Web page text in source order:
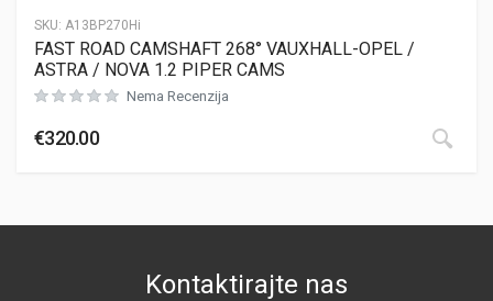
SKU: A13BP270Hi
FAST ROAD CAMSHAFT 268° VAUXHALL-OPEL /
ASTRA / NOVA 1.2 PIPER CAMS
Nema Recenzija
€320.00
Kontaktirajte nas